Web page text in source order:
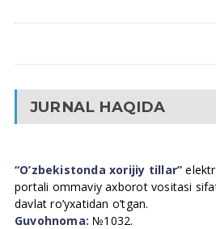
JURNAL HAQIDA
“O’zbekistonda xorijiy tillar”
portali ommaviy axborot vositasi
davlat ro’yxatidan o’tgan.
Guvohnoma: №1032.